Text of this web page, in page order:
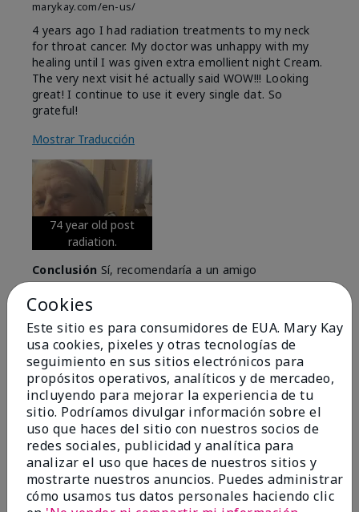
marykay.com/en-us/
4 years ago I had radiation treatments to my neck
for throat cancer. My doctor was unhappy with my
healing until I was given extra emollient night Cream.
The very next visit hé actually said WOW!!! Looking
great! I continue to use it every single dat. So
grateful!
Mostrar Traducción
74 year old post
radiation.
Conclusión Sí, recomendaría a un amigo
¿Le ha resultado útil esta
opinión?
6 0
Marcar esta opinión
5
Great Night time emollient
EnviadoHace 2 meses
Cookies
Este sitio es para consumidores de EUA. Mary Kay
usa cookies, pixeles y otras tecnologías de
seguimiento en sus sitios electrónicos para
propósitos operativos, analíticos y de mercadeo,
incluyendo para mejorar la experiencia de tu
sitio. Podríamos divulgar información sobre el
uso que haces del sitio con nuestros socios de
redes sociales, publicidad y analítica para
analizar el uso que haces de nuestros sitios y
mostrarte nuestros anuncios. Puedes administrar
cómo usamos tus datos personales haciendo clic